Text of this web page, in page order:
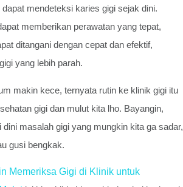
mendeteksi karies gigi sejak dini.
memberikan perawatan yang tepat,
ditangani dengan cepat dan efektif,
yang lebih parah.
makin kece, ternyata rutin ke klinik gigi itu
gigi dan mulut kita lho. Bayangin,
masalah gigi yang mungkin kita ga sadar,
gusi bengkak.
Memeriksa Gigi di Klinik untuk